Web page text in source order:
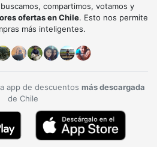
compartimos, votamos y
ofertas en Chile. Esto nos permite
más inteligentes.
app de descuentos más descargada
de Chile